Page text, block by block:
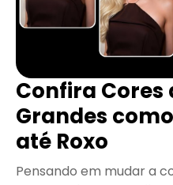
Confira Cores
Grandes
até Roxo
Pensando em mudar a